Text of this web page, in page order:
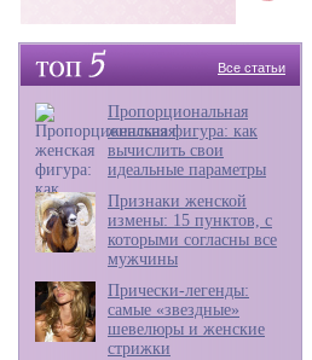
Все статьи
Пропорциональная
женская фигура: как
вычислить свои
идеальные параметры
Признаки женской
измены: 15 пунктов, с
которыми согласны все
мужчины
Прически-легенды:
самые «звездные»
шевелюры и женские
стрижки